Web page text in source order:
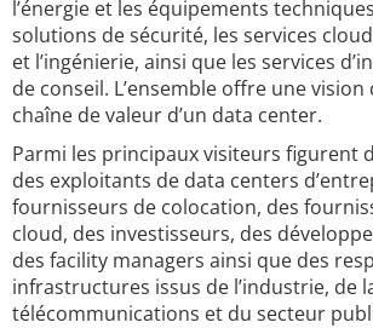
l’énergie et les équipements
solutions de sécurité, les services
et l’ingénierie, ainsi que les services
de conseil. L’ensemble offre une
chaîne de valeur d’un data center.
Parmi les principaux visiteurs figurent
des exploitants de data centers
fournisseurs de colocation, des
cloud, des investisseurs, des
des facility managers ainsi que des
infrastructures issus de l’industrie, de
télécommunications et du secteur